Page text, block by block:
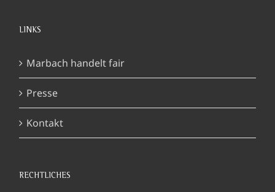
LINKS
Marbach handelt fair
Presse
Kontakt
RECHTLICHES